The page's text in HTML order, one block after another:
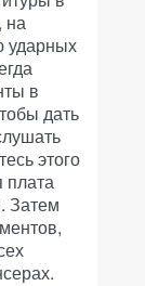
на
ударных
в
дать
этого
плата
Затем